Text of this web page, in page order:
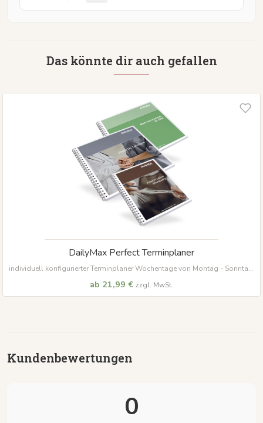
Das könnte dir auch gefallen
DailyMax Perfect Terminplaner
individuell konfigurierter Terminplaner Wochentage von Montag - Sonntag
ab 21,99 € zzgl. MwSt.
Kundenbewertungen
0